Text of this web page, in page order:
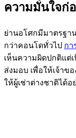
ความมั่นใจก่
ย่านอโศกมีมาตรฐา
กว่าคอนโดทั่วไป กา
เห็นความผิดปกติแต่
ส่งมอบ เพื่อให้เจ้าข
ให้ผู้เช่าต่างชาติได้อ